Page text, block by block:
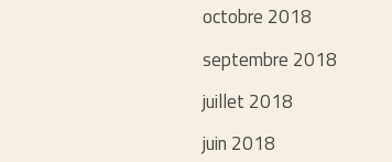
octobre 2018
septembre 2018
juillet 2018
juin 2018